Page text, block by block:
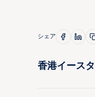
シェア
香港イース